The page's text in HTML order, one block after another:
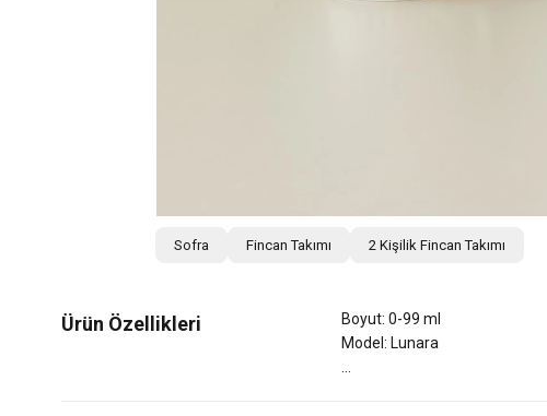
Sofra Fincan Takımı 2 Kişilik Fincan Takımı
Ürün Özellikleri
Boyut: 0-99 ml
Model: Lunara